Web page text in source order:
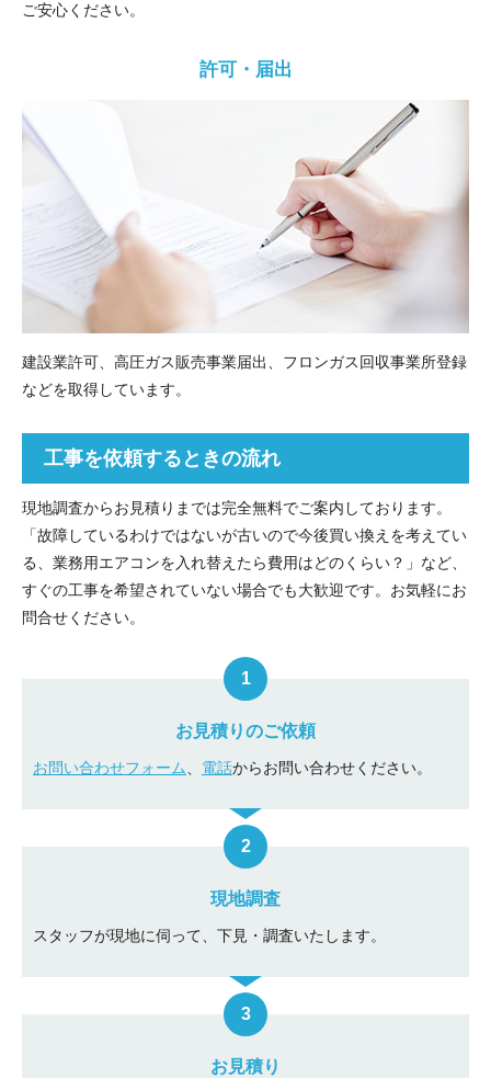
ご安心ください。
許可・届出
建設業許可、高圧ガス販売事業届出、フロンガス回収事業所登録
などを取得しています。
工事を依頼するときの流れ
現地調査からお見積りまでは完全無料でご案内しております。
「故障しているわけではないが古いので今後買い換えを考えてい
る、業務用エアコンを入れ替えたら費用はどのくらい？」など、
すぐの工事を希望されていない場合でも大歓迎です。お気軽にお
問合せください。
お見積りのご依頼
お問い合わせフォーム 電話からお問い合わせください。
現地調査
スタッフが現地に伺って、下見・調査いたします。
お見積り